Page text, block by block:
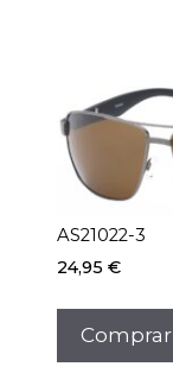
AS21022-3
24,95 €
Comprar